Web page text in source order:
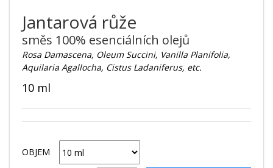
Jantarová růže
směs 100% esenciálních olejů
Rosa Damascena, Oleum Succini, Vanilla Planifolia,
Aquilaria Agallocha, Cistus Ladaniferus, etc.
10 ml
OBJEM